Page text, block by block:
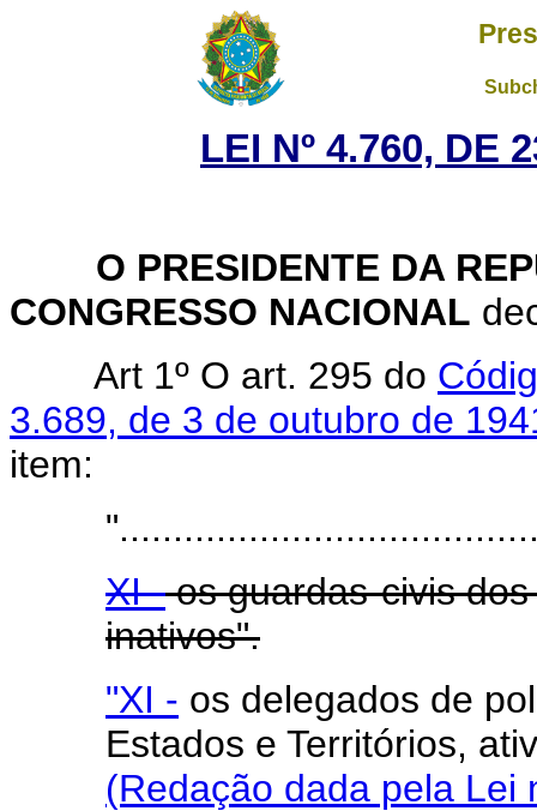
LEI Nº 4.760, DE
O PRESIDENTE DA
CONGRESSO NACIONAL
Art 1º O art. 295 do
3.689, de 3 de outubro de
item:
XI -os guardas-civis dos
inativos".
"XI - os delegados de
Estados e
(Redação dada pela Lei